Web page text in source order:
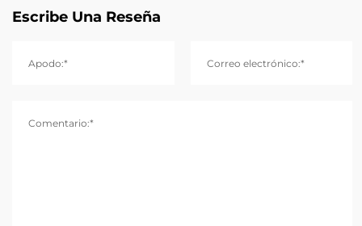
Escribe Una Reseña
Apodo:* Correo electrónico:*
Comentario:*